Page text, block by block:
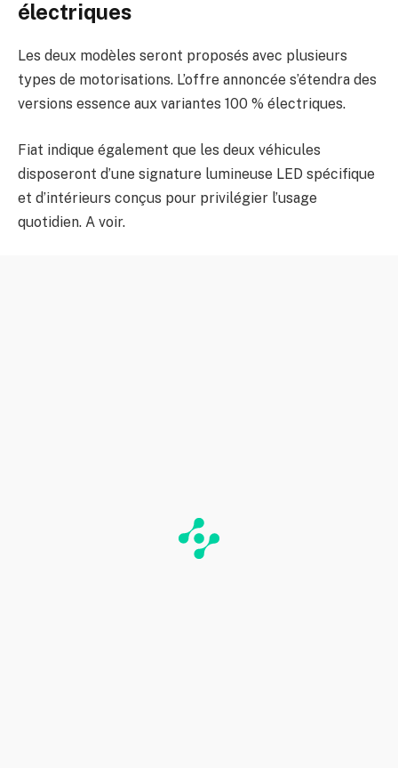
électriques
Les deux modèles seront proposés avec plusieurs
types de motorisations. L’offre annoncée s’étendra des
versions essence aux variantes 100 % électriques.
Fiat indique également que les deux véhicules
disposeront d’une signature lumineuse LED spécifique
et d’intérieurs conçus pour privilégier l’usage
quotidien. A voir.